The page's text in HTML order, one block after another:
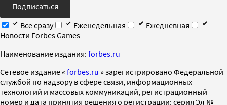
Подписаться
Все сразу
Еженедельная
Ежедневная
Новости Forbes Games
Наименование издания: forbes.ru
Cетевое издание « forbes.ru » зарегистрировано Федеральной
службой по надзору в сфере связи, информационных
технологий и массовых коммуникаций, регистрационный
номер и дата принятия решения о регистрации: серия Эл №